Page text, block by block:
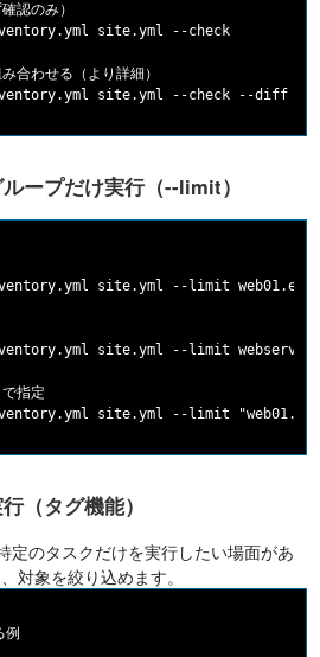
認のみ）
site.yml --check
合わせる（より詳細）
ープだけ実行（--limit）
site.yml --limit
site.yml --limit
指定
（タグ機能）
定のタスクだけを実行したい場面があ
対象を絞り込めます。